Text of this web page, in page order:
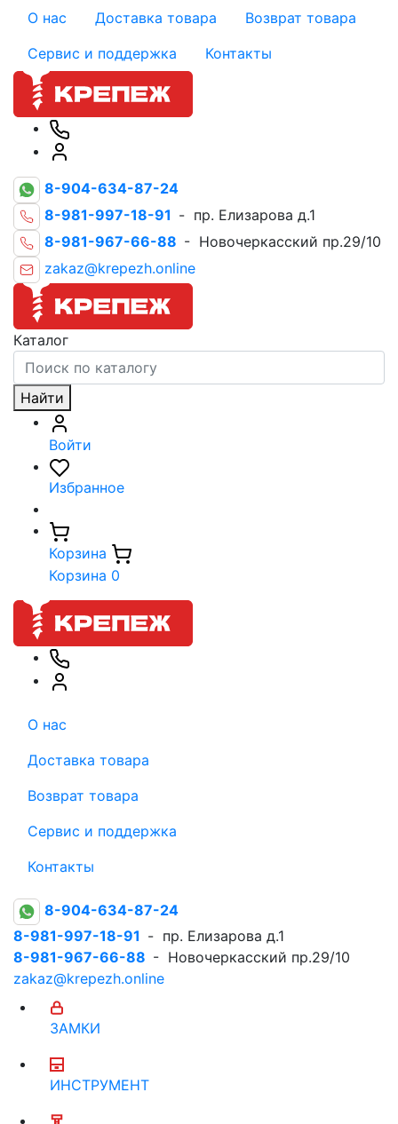
О нас Доставка товара
Возврат товара
Сервис и поддержка
Контакты
8-904-634-87-24
8-981-997-18-91 - пр. Елизарова д.1
8-981-967-66-88 - Новочеркасский пр.29/10
zakaz@krepezh.online
Каталог
Найти
Войти
Избранное
Корзина
Корзина 0
О нас
Доставка товара
Возврат товара
Сервис и поддержка
Контакты
8-904-634-87-24
8-981-997-18-91 - пр. Елизарова д.1
8-981-967-66-88 - Новочеркасский пр.29/10
zakaz@krepezh.online
ЗАМКИ
ИНСТРУМЕНТ